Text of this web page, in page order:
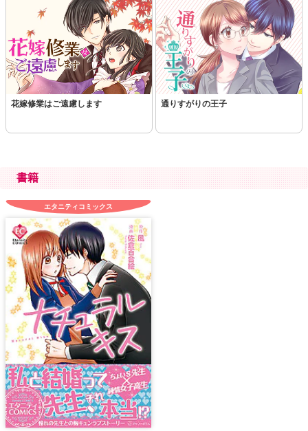
花嫁修業はご遠慮します 通りすがりの王子
書籍
エタニティコミックス